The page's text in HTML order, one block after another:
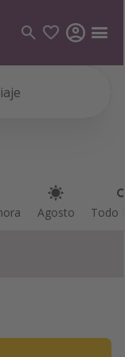
Agosto Todo